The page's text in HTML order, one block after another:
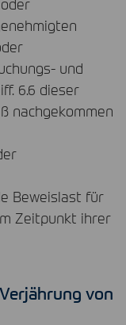
und
6.6 dieser
nachgekommen
Beweislast für
Zeitpunkt ihrer
von